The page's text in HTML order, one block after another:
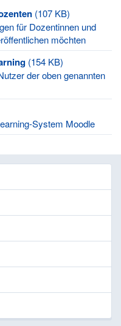
(107 KB)
für Dozentinnen und
möchten
(154 KB)
der oben genannten
System Moodle